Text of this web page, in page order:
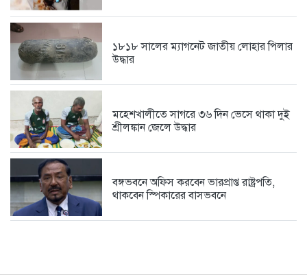
১৮১৮ সালের ম্যাগনেট জাতীয় লোহার পিলার
উদ্ধার
​মহেশখালীতে সাগরে ৩৬ দিন ভেসে থাকা দুই
শ্রীলঙ্কান জেলে উদ্ধার
বঙ্গভবনে অফিস করবেন ভারপ্রাপ্ত রাষ্ট্রপতি,
থাকবেন স্পিকারের বাসভবনে